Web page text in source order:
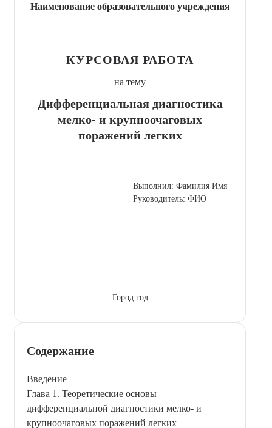
Наименование образовательного учреждения
КУРСОВАЯ РАБОТА
на тему
Дифференциальная диагностика
мелко- и крупноочаговых
поражений легких
Выполнил: Фамилия Имя
Руководитель: ФИО
Город год
Содержание
Введение
Глава 1. Теоретические основы
дифференциальной диагностики мелко- и
крупноочаговых поражений легких